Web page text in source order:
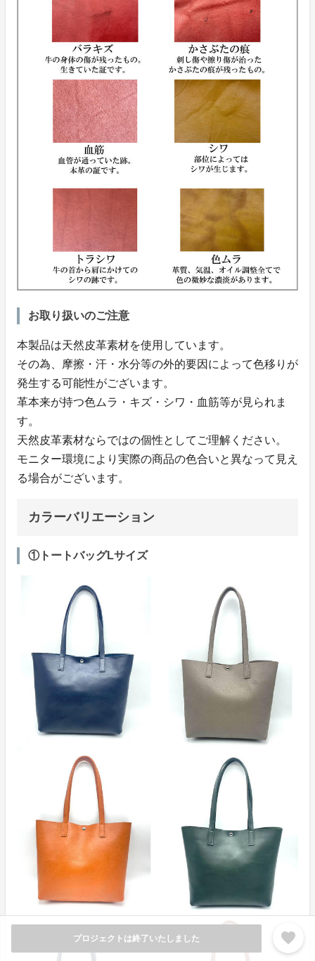
プロジェクトは終了いたしました favorite
お取り扱いのご注意
本製品は天然皮革素材を使用しています。
その為、摩擦・汗・水分等の外的要因によって色移りが
発生する可能性がございます。
革本来が持つ色ムラ・キズ・シワ・血筋等が見られま
す。
天然皮革素材ならではの個性としてご理解ください。
モニター環境により実際の商品の色合いと異なって見え
る場合がございます。
カラーバリエーション
①トートバッグLサイズ